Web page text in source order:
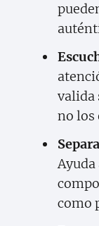
valida
no los
como